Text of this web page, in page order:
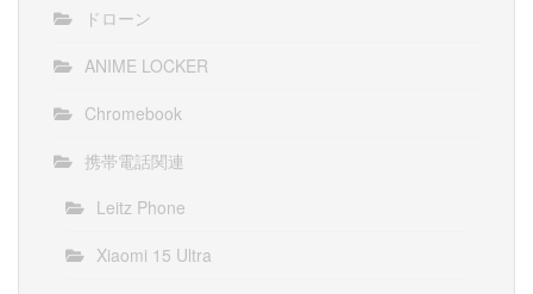
ドローン
ANIME LOCKER
Chromebook
携帯電話関連
Leitz Phone
Xiaomi 15 Ultra